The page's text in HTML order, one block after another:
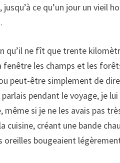
ce qu’un jour un vieil
qu’il ne fît que trente
les champs et les
peut-être simplement de
pendant le voyage, je
même si je ne les avais pas
créant une bande
oreilles bougeaient